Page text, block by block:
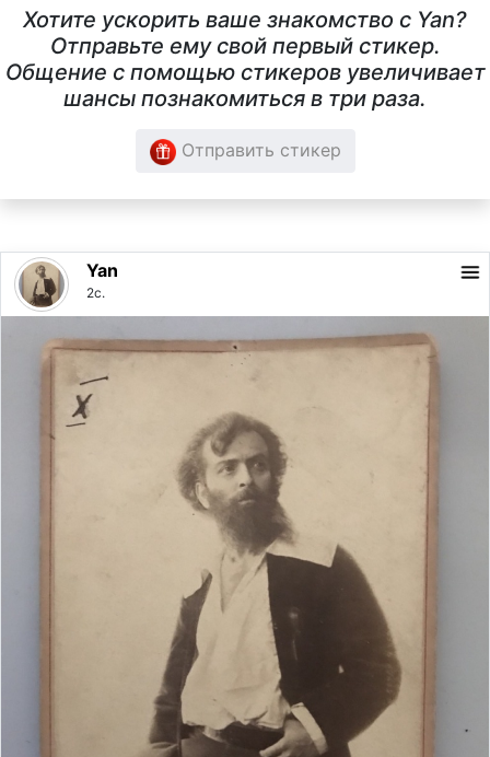
Хотите ускорить ваше знакомство с Yan?
Отправьте ему свой первый стикер.
Общение с помощью стикеров увеличивает
шансы познакомиться в три раза.
Отправить стикер
Yan
2с.